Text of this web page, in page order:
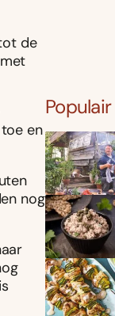
de
en
nog
Populair